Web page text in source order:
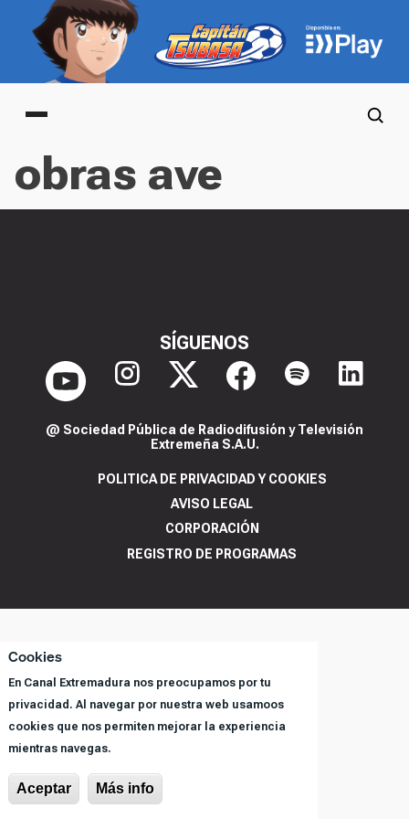
Cookies
En Canal Extremadura nos preocupamos por tu
privacidad. Al navegar por nuestra web usamoos
cookies que nos permiten mejorar la experiencia
mientras navegas.
Aceptar Más info
Main menu
obras ave
SÍGUENOS
@ Sociedad Pública de Radiodifusión y Televisión
Extremeña S.A.U.
POLITICA DE PRIVACIDAD Y COOKIES
AVISO LEGAL
CORPORACIÓN
REGISTRO DE PROGRAMAS